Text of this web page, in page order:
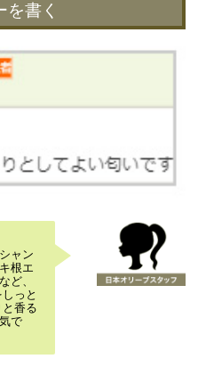
を書く
ャン
根エ
ど、
っと
香る
で